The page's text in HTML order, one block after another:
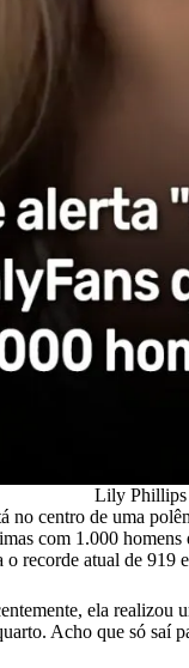
Lily Phillips
centro de uma
com 1.000
recorde atual de 919
ela
Acho que só saí